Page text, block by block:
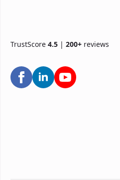
TrustScore 4.5 | 200+ reviews